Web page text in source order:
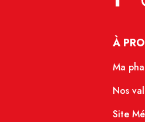
À
Ma
Nos
Site